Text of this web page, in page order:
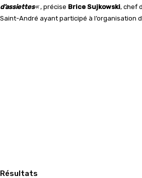
d’assiettes«, précise Brice Sujkowski, chef
Saint-André ayant participé à l’organisation
Résultats